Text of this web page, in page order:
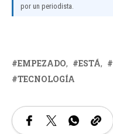
por un periodista.
EMPEZADO ESTÁ
TECNOLOGÍA